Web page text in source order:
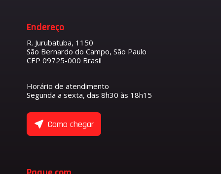
Endereço
R. Jurubatuba, 1150
São Bernardo do Campo, São Paulo
CEP 09725-000 Brasil
Horário de atendimento
Segunda a sexta, das 8h30 às 18h15
Como chegar